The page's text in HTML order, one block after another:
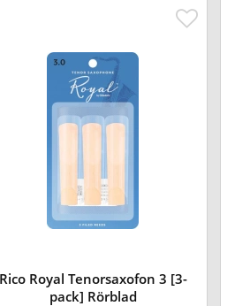
Rico Royal Tenorsaxofon 3 [3-
pack] Rörblad